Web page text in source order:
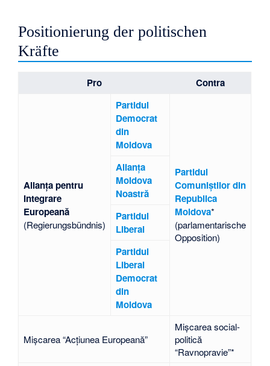
Positionierung der politischen
Kräfte
Pro Contra
Alianța pentru
Integrare
Europeană
(Regierungsbündnis)
Partidul
Democrat
din
Moldova
Partidul
Comuniștilor din
Republica
Moldova*
(parlamentarische
Opposition)
Alianța
Moldova
Noastră
Partidul
Liberal
Partidul
Liberal
Democrat
din
Moldova
Mișcarea “Acțiunea Europeană”
Mișcarea social-
politică
“Ravnopravie”*